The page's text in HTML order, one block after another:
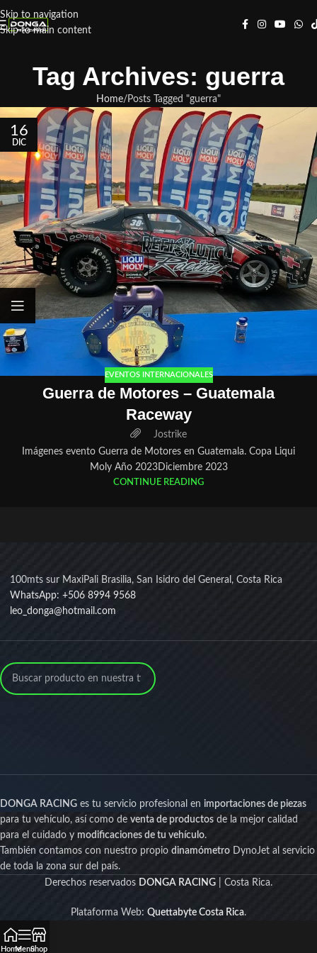
Skip to navigation
Skip to main content
Tag Archives: guerra
Home Posts Tagged "guerra"
16
DIC
EVENTOS INTERNACIONALES
Guerra de Motores – Guatemala
Raceway
Jostrike
Imágenes evento Guerra de Motores en Guatemala. Copa Liqui
Moly Año 2023Diciembre 2023
CONTINUE READING
100mts sur MaxiPali Brasilia, San Isidro del General, Costa Rica
WhatsApp: +506 8994 9568
leo_donga@hotmail.com
DONGA RACING es tu servicio profesional en importaciones de piezas
para tu vehículo, así como de venta de productos de la mejor calidad
para el cuidado y modificaciones de tu vehículo.
También contamos con nuestro propio dinamómetro DynoJet al servicio
de toda la zona sur del país.
Derechos reservados DONGA RACING | Costa Rica.
Plataforma Web: Quettabyte Costa Rica.
HomeMenuShop